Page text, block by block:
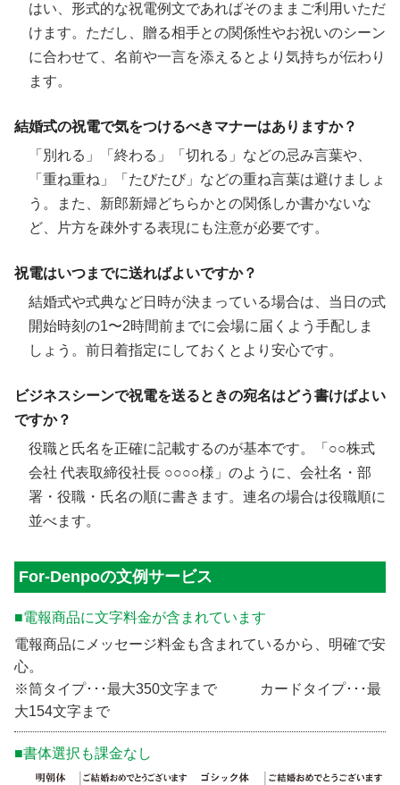
はい、形式的な祝電例文であればそのままご利用いただ
けます。ただし、贈る相手との関係性やお祝いのシーン
に合わせて、名前や一言を添えるとより気持ちが伝わり
ます。
結婚式の祝電で気をつけるべきマナーはありますか？
「別れる」「終わる」「切れる」などの忌み言葉や、
「重ね重ね」「たびたび」などの重ね言葉は避けましょ
う。また、新郎新婦どちらかとの関係しか書かないな
ど、片方を疎外する表現にも注意が必要です。
祝電はいつまでに送ればよいですか？
結婚式や式典など日時が決まっている場合は、当日の式
開始時刻の1〜2時間前までに会場に届くよう手配しま
しょう。前日着指定にしておくとより安心です。
ビジネスシーンで祝電を送るときの宛名はどう書けばよい
ですか？
役職と氏名を正確に記載するのが基本です。「○○株式
会社 代表取締役社長 ○○○○様」のように、会社名・部
署・役職・氏名の順に書きます。連名の場合は役職順に
並べます。
For-Denpoの文例サービス
■電報商品に文字料金が含まれています
電報商品にメッセージ料金も含まれているから、明確で安
心。
※筒タイプ･･･最大350文字まで カードタイプ･･･最
大154文字まで
■書体選択も課金なし